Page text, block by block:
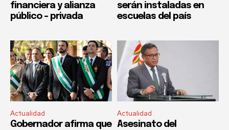
financiera y alianza
público – privada
serán instaladas en
escuelas del país
Actualidad
Gobernador afirma que
Actualidad
Asesinato del